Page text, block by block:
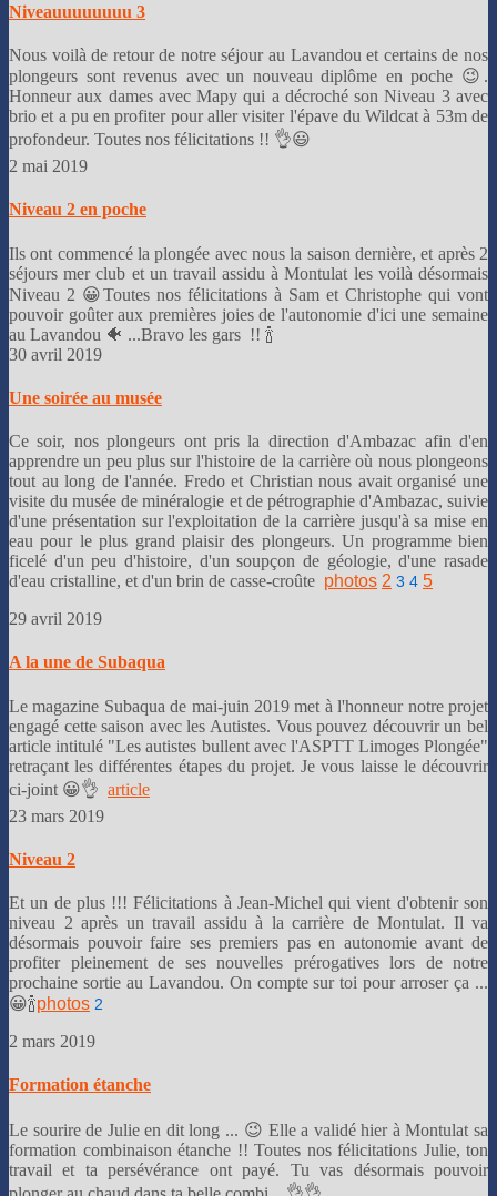
Niveauuuuuuuu 3
Nous voilà de retour de notre séjour au Lavandou et certains de nos
plongeurs sont revenus avec un nouveau diplôme en poche 😉.
Honneur aux dames avec Mapy qui a décroché son Niveau 3 avec
brio et a pu en profiter pour aller visiter l'épave du Wildcat à 53m de
profondeur. Toutes nos félicitations !! 👌😃
2 mai 2019
Niveau 2 en poche
Ils ont commencé la plongée avec nous la saison dernière, et après 2
séjours mer club et un travail assidu à Montulat les voilà désormais
Niveau 2 😀Toutes nos félicitations à Sam et Christophe qui vont
pouvoir goûter aux premières joies de l'autonomie d'ici une semaine
au Lavandou 🐠 ...Bravo les gars !! 🍾
30 avril 2019
Une soirée au musée
Ce soir, nos plongeurs ont pris la direction d'Ambazac afin d'en
apprendre un peu plus sur l'histoire de la carrière où nous plongeons
tout au long de l'année. Fredo et Christian nous avait organisé une
visite du musée de minéralogie et de pétrographie d'Ambazac, suivie
d'une présentation sur l'exploitation de la carrière jusqu'à sa mise en
eau pour le plus grand plaisir des plongeurs. Un programme bien
ficelé d'un peu d'histoire, d'un soupçon de géologie, d'une rasade
d'eau cristalline, et d'un brin de casse-croûte photos 2 3 4 5
29 avril 2019
A la une de Subaqua
Le magazine Subaqua de mai-juin 2019 met à l'honneur notre projet
engagé cette saison avec les Autistes. Vous pouvez découvrir un bel
article intitulé "Les autistes bullent avec l'ASPTT Limoges Plongée"
retraçant les différentes étapes du projet. Je vous laisse le découvrir
ci-joint 😀👌 article
23 mars 2019
Niveau 2
Et un de plus !!! Félicitations à Jean-Michel qui vient d'obtenir son
niveau 2 après un travail assidu à la carrière de Montulat. Il va
désormais pouvoir faire ses premiers pas en autonomie avant de
profiter pleinement de ses nouvelles prérogatives lors de notre
prochaine sortie au Lavandou. On compte sur toi pour arroser ça ...
😀🍾photos 2
2 mars 2019
Formation étanche
Le sourire de Julie en dit long ... 😉 Elle a validé hier à Montulat sa
formation combinaison étanche !! Toutes nos félicitations Julie, ton
travail et ta persévérance ont payé. Tu vas désormais pouvoir